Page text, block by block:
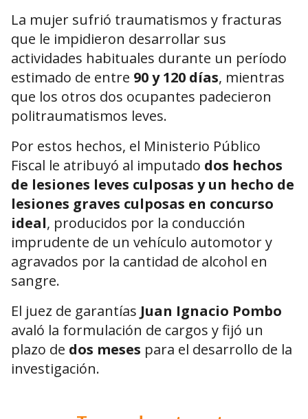
La mujer sufrió traumatismos y fracturas
que le impidieron desarrollar sus
actividades habituales durante un período
estimado de entre 90 y 120 días, mientras
que los otros dos ocupantes padecieron
politraumatismos leves.
Por estos hechos, el Ministerio Público
Fiscal le atribuyó al imputado dos hechos
de lesiones leves culposas y un hecho de
lesiones graves culposas en concurso
ideal, producidos por la conducción
imprudente de un vehículo automotor y
agravados por la cantidad de alcohol en
sangre.
El juez de garantías Juan Ignacio Pombo
avaló la formulación de cargos y fijó un
plazo de dos meses para el desarrollo de la
investigación.